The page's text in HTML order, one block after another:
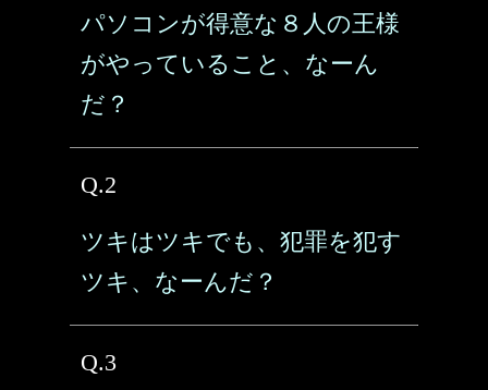
パソコンが得意な８人の王様
がやっていること、なーん
だ？
Q.2
ツキはツキでも、犯罪を犯す
ツキ、なーんだ？
Q.3